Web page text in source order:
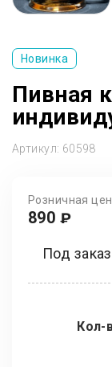
Новинка
Пивная
Артикул: 60598
Розничная
890 ₽
Под заказ
Кол-